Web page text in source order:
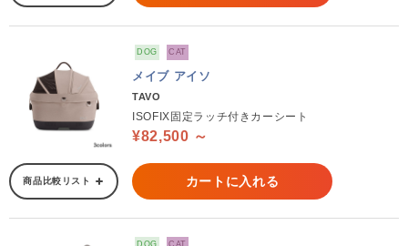
DOG CAT
メイブ アイソ
TAVO
ISOFIX固定ラッチ付きカーシート
¥82,500 ～
商品比較リスト カートに入れる
DOG CAT